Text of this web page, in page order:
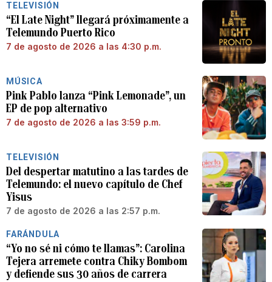
TELEVISIÓN
“El Late Night” llegará próximamente a
Telemundo Puerto Rico
7 de agosto de 2026 a las 4:30 p.m.
MÚSICA
Pink Pablo lanza “Pink Lemonade”, un
EP de pop alternativo
7 de agosto de 2026 a las 3:59 p.m.
TELEVISIÓN
Del despertar matutino a las tardes de
Telemundo: el nuevo capítulo de Chef
Yisus
7 de agosto de 2026 a las 2:57 p.m.
FARÁNDULA
“Yo no sé ni cómo te llamas”: Carolina
Tejera arremete contra Chiky Bombom
y defiende sus 30 años de carrera